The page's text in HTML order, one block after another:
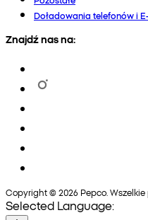
Doładowania telefonów i
Znajdź nas na:
Copyright © 2026 Pepco.
Selected Language: